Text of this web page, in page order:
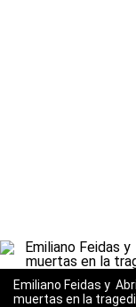
Emiliano Feidas y
muertas en la